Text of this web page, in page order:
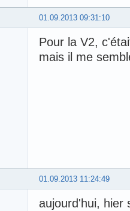
01.09.2013 09:31:10
Pour la V2,
mais il me
01.09.2013 11:24:49
aujourd'hui, hier